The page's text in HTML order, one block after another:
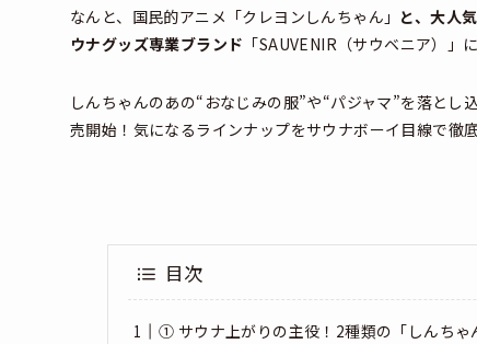
なんと、国民的アニメ「クレヨンしんちゃん」 と、大人
ウナグッズ専業ブランド 「SAUVENIR（サウベニア）」
しんちゃんのあの“おなじみの服”や“パジャマ”を落と
売開始！気になるラインナップをサウナボーイ目線で徹
目次
① サウナ上がりの主役！2種類の「しんちゃ